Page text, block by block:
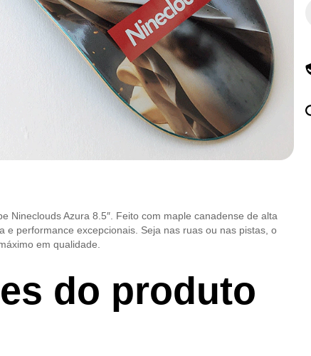
Nineclouds Azura 8.5″. Feito com maple canadense de alta
performance excepcionais. Seja nas ruas ou nas pistas, o
em qualidade.
do produto